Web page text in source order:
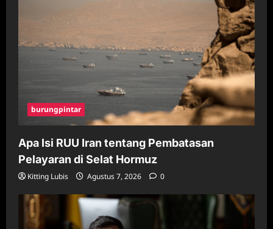
burungpintar
Apa Isi RUU Iran tentang Pembatasan
Pelayaran di Selat Hormuz
Kitting Lubis Agustus 7, 2026 0